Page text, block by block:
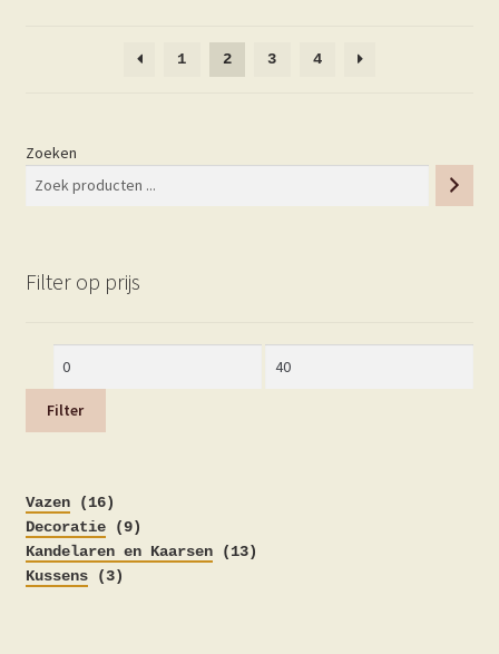
1 2 3 4
Zoeken
Filter op prijs
Min.
Max.
Filter
Vazen 1616
producten
Decoratie 99
producten
Kandelaren en Kaarsen 1313
Kussens 33